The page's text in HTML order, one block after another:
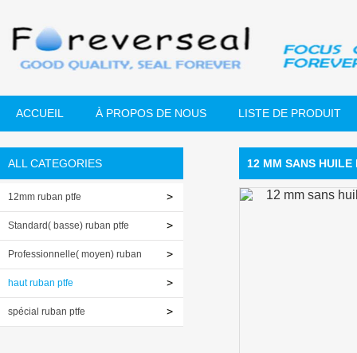
ACCUEIL À PROPOS DE NOUS LISTE DE PRODUIT
ALL CATEGORIES
12mm ruban ptfe
Standard( basse) ruban ptfe
Professionnelle( moyen) ruban
ptfe
haut ruban ptfe
spécial ruban ptfe
12 MM SANS HUILE